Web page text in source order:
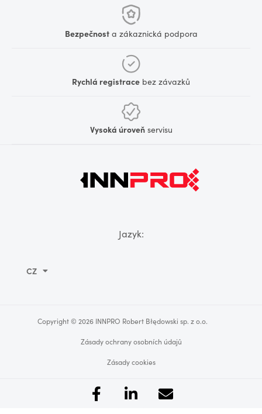
Bezpečnosta zákaznická podpora
Rychlá registrace bez závazků
Vysoká úroveňservisu
Jazyk:
CZ
Copyright © 2026 INNPRO Robert Błędowski sp. z o.o.
Zásady ochrany osobních údajů
Zásady cookies